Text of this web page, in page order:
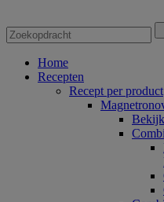
Home
Recepten
Recept per product